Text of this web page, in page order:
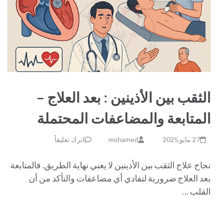
الثقب بين الأذينين : بعد العلاج –
المتابعة والمضاعفات المحتملة
27 مايو,2025 mohamed اترك تعليقاً
نجاح علاج الثقب بين الأذينين لا يعني نهاية الطريق. فالمتابعة
بعد العلاج ضرورية لتفادي أي مضاعفات والتأكد من أن
القلب …